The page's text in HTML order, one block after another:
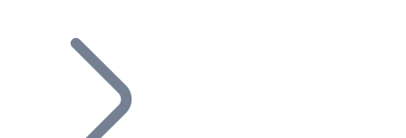
Ajoutez le token de votre projet à notre service